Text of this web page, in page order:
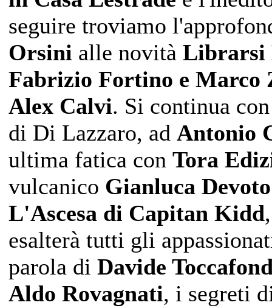
seguire troviamo
Orsini alle novità Librarsi
Fabrizio Fortino e Marco
Alex Calvi. Si continua
di Di Lazzaro, ad Antonio
ultima fatica con Tora
vulcanico Gianluca Devoto
L'Ascesa di Capitan Kidd
esalterà tutti gli
parola di Davide
Aldo Rovagnati, i segreti